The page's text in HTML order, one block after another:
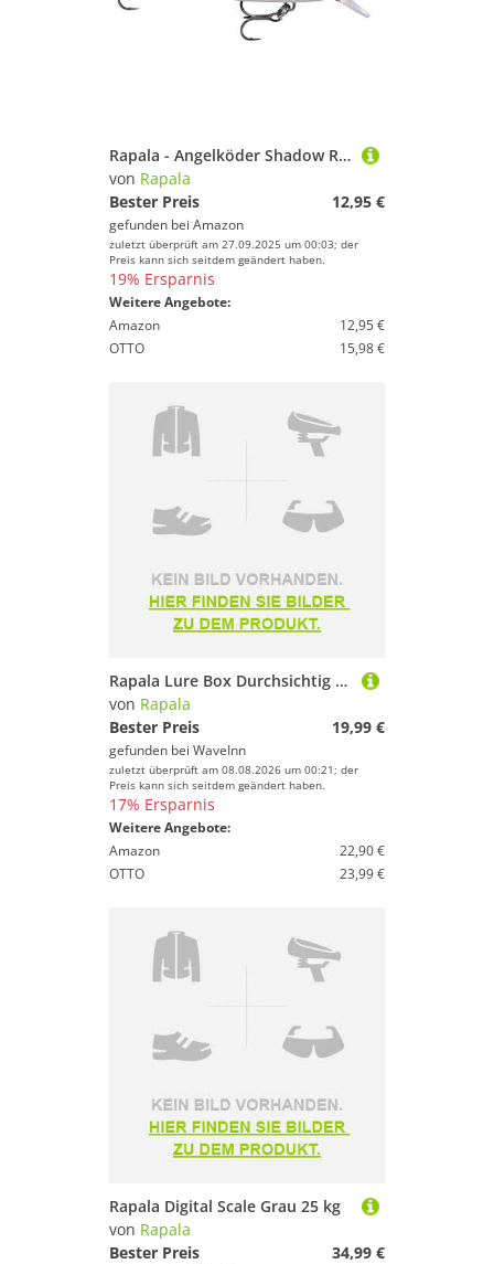
Rapala - Angelköder Shadow Rap Solid Shad - Angelzubehör Kunststoffkörper - Süßwasser-Spinnköder - Sinkend - Lauftiefe: 0,9-1,2m - Größe: 5cm / 5,5g - Hergestellt in Estland - Wakasagi
von Rapala
Bester Preis
12,95 €
gefunden bei Amazon
zuletzt überprüft am 27.09.2025 um 00:03; der
Preis kann sich seitdem geändert haben.
19% Ersparnis
Weitere Angebote:
Amazon
12,95 €
OTTO
15,98 €
Rapala Lure Box Durchsichtig 35.6 x 22.7 x 8.2 cm
von Rapala
Bester Preis
19,99 €
gefunden bei WaveInn
zuletzt überprüft am 08.08.2026 um 00:21; der
Preis kann sich seitdem geändert haben.
17% Ersparnis
Weitere Angebote:
Amazon
22,90 €
OTTO
23,99 €
Rapala Digital Scale Grau 25 kg
von Rapala
Bester Preis
34,99 €